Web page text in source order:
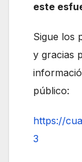
este
Sigue los
y gracias
público:
https://
3